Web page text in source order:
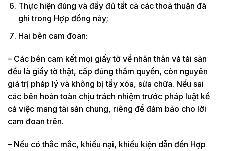
Thực hiện đúng và đầy đủ tất cả các thoả thuận đã
ghi trong Hợp đồng này;
Hai bên cam đoan:
– Các bên cam kết mọi giấy tờ về nhân thân và tài sản
đều là giấy tờ thật, cấp đúng thẩm quyền, còn nguyên
giá trị pháp lý và không bị tẩy xóa, sửa chữa. Nếu sai
các bên hoàn toàn chịu trách nhiệm trước pháp luật kể
cả việc mang tài sản chung, riêng để đảm bảo cho lời
cam đoan trên.
– Nếu có thắc mắc, khiếu nại, khiếu kiện dẫn đến Hợp